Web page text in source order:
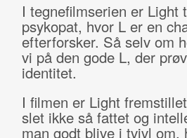
I tegnefilmserien er Light
psykopat, hvor L er en
efterforsker. Så selv om
vi på den gode L, der
identitet.
I filmen er Light
slet ikke så fattet og
man godt blive i tvivl om,